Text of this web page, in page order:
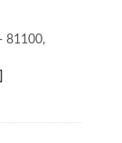
81100,